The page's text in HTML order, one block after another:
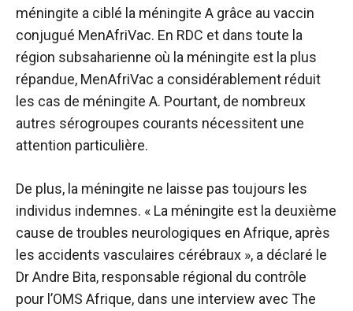
méningite a ciblé la méningite A grâce au vaccin
conjugué MenAfriVac. En RDC et dans toute la
région subsaharienne où la méningite est la plus
répandue, MenAfriVac a considérablement réduit
les cas de méningite A. Pourtant, de nombreux
autres sérogroupes courants nécessitent une
attention particulière.
De plus, la méningite ne laisse pas toujours les
individus indemnes. « La méningite est la deuxième
cause de troubles neurologiques en Afrique, après
les accidents vasculaires cérébraux », a déclaré le
Dr Andre Bita, responsable régional du contrôle
pour l’OMS Afrique, dans une interview avec The